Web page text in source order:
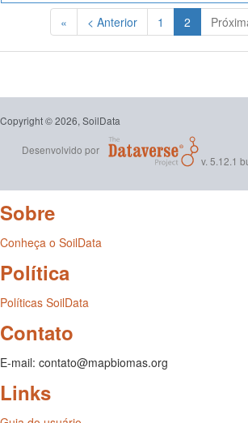
« < Anterior 1 2 (Atual)
Copyright © 2026, SoilData
Desenvolvido por
v. 5.12.1
Sobre
Conheça o SoilData
Política
Políticas SoilData
Contato
E-mail: contato@mapbiomas.org
Links